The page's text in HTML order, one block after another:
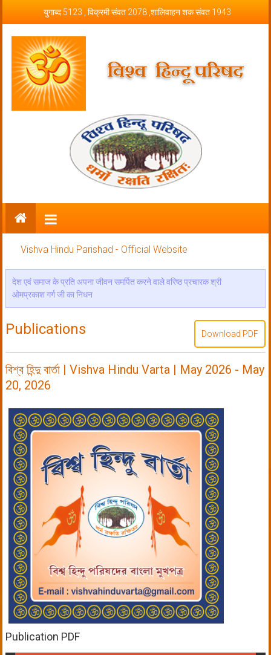
युगाब्द 5123 , विक्रमी संवत 2078 ,शालिवाहन शक संवत 1943
Vishva Hindu Parishad – Official
Website
Vishva Hindu Parishad - Official Website
देश एवं समाज के प्रति अपना जीवन समर्पित करने वाले वरिष्ठ प्रचारक श्री
ओमप्रकाश गर्ग जी का निधन
Publications Download PDF
বিশ্ব হিন্দু বার্তা | Vishva Hindu Varta | May 2026 - May
20, 2026
Publication PDF